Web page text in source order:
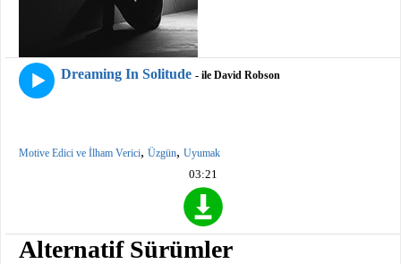
Dreaming In Solitude - ile David Robson
Motive Edici ve İlham Verici, Üzgün, Uyumak
03:21
Alternatif Sürümler